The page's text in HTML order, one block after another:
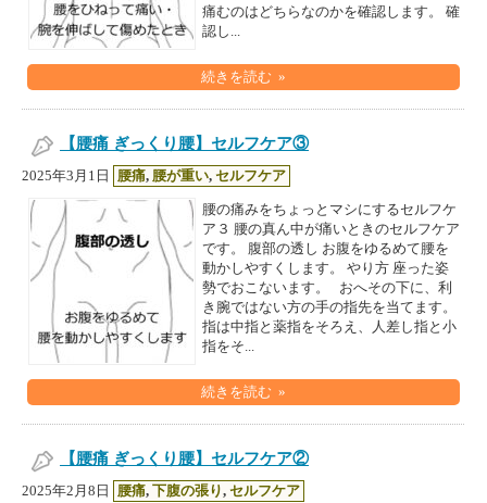
痛むのはどちらなのかを確認します。 確
認し...
続きを読む »
【腰痛 ぎっくり腰】セルフケア③
2025年3月1日 腰痛, 腰が重い, セルフケア
腰の痛みをちょっとマシにするセルフケ
ア３ 腰の真ん中が痛いときのセルフケア
です。 腹部の透し お腹をゆるめて腰を
動かしやすくします。 やり方 座った姿
勢でおこないます。 おへその下に、利
き腕ではない方の手の指先を当てます。
指は中指と薬指をそろえ、人差し指と小
指をそ...
続きを読む »
【腰痛 ぎっくり腰】セルフケア②
2025年2月8日 腰痛, 下腹の張り, セルフケア